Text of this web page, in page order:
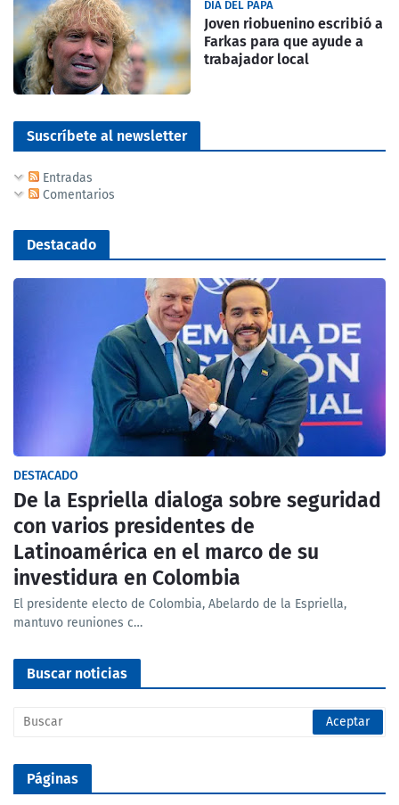
DIA DEL PAPA
Joven riobuenino escribió a
Farkas para que ayude a
trabajador local
Suscríbete al newsletter
Entradas
Comentarios
Destacado
DESTACADO
De la Espriella dialoga sobre seguridad
con varios presidentes de
Latinoamérica en el marco de su
investidura en Colombia
El presidente electo de Colombia, Abelardo de la Espriella,
mantuvo reuniones c…
Buscar noticias
Páginas